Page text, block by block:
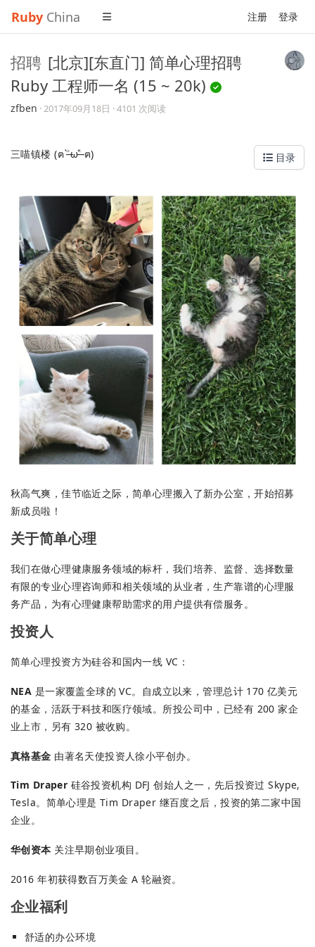
Ruby China 注册 登录
招聘 [北京][东直门] 简单心理招聘
Ruby 工程师一名 (15 ~ 20k)
zfben ·2017年09月18日 · 4101 次阅读
目录
三喵镇楼 (ฅ ˃̶̀ω˂̶́ ฅ)
秋高气爽，佳节临近之际，简单心理搬入了新办公室，开始招募
新成员啦！
关于简单心理
我们在做心理健康服务领域的标杆，我们培养、监督、选择数量
有限的专业心理咨询师和相关领域的从业者，生产靠谱的心理服
务产品，为有心理健康帮助需求的用户提供有偿服务。
投资人
简单心理投资方为硅谷和国内一线 VC：
NEA 是一家覆盖全球的 VC。自成立以来，管理总计 170 亿美元
的基金，活跃于科技和医疗领域。所投公司中，已经有 200 家企
业上市，另有 320 被收购。
真格基金 由著名天使投资人徐小平创办。
Tim Draper 硅谷投资机构 DFJ 创始人之一，先后投资过 Skype,
Tesla。简单心理是 Tim Draper 继百度之后，投资的第二家中国
企业。
华创资本 关注早期创业项目。
2016 年初获得数百万美金 A 轮融资。
企业福利
舒适的办公环境